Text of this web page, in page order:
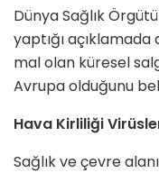
Dünya Sağlık
yaptığı
mal olan küresel
Avrupa olduğunu
Hava Kirliliği
Sağlık ve çevre